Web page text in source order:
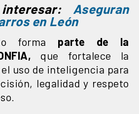
Aseguran
en León
forma parte de la
que fortalece la
uso de inteligencia para
legalidad y respeto